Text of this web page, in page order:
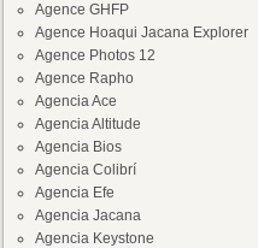
Agence GHFP
Agence Hoaqui Jacana Explorer
Agence Photos 12
Agence Rapho
Agencia Ace
Agencia Altitude
Agencia Bios
Agencia Colibrí
Agencia Efe
Agencia Jacana
Agencia Keystone